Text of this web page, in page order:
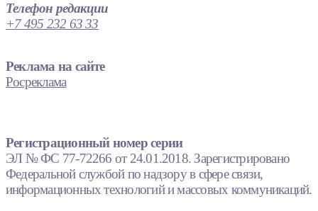
Телефон редакции
+7 495 232 63 33
Реклама на сайте
Росреклама
Регистрационный номер серии
ЭЛ № ФС 77-72266 от 24.01.2018. Зарегистрировано
Федеральной службой по надзору в сфере связи,
информационных технологий и массовых коммуникаций.